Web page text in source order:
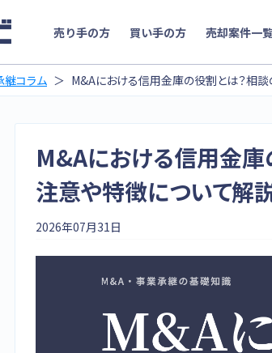
売り手の方 買い手の方 売却案件一
継コラム M&Aにおける信用金庫の役割とは？相
M&Aにおける信用金庫
注意や特徴について解
2026年07月31日